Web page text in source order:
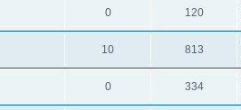
0 120
10 813
0 334